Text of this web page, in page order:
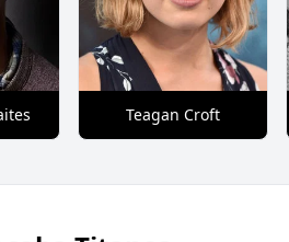
Teagan Croft